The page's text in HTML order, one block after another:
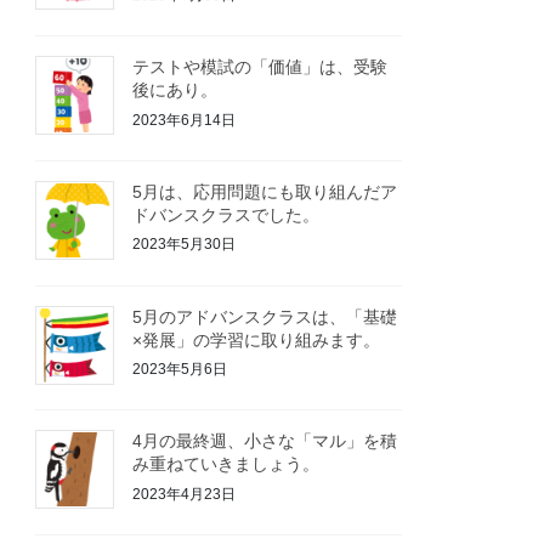
テストや模試の「価値」は、受験
後にあり。
2023年6月14日
5月は、応用問題にも取り組んだア
ドバンスクラスでした。
2023年5月30日
5月のアドバンスクラスは、「基礎
×発展」の学習に取り組みます。
2023年5月6日
4月の最終週、小さな「マル」を積
み重ねていきましょう。
2023年4月23日